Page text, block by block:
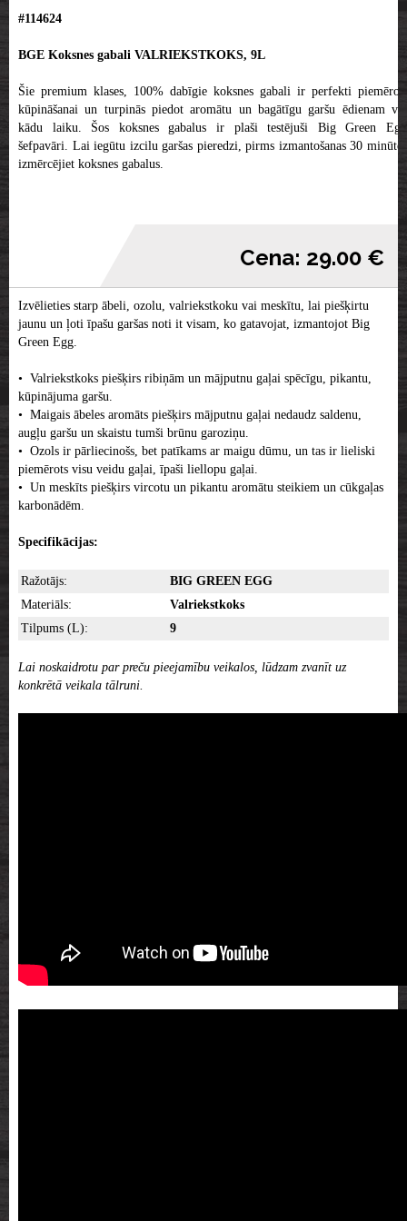
#114624
BGE Koksnes gabali VALRIEKSTKOKS, 9L
Šie premium klases, 100% dabīgie koksnes gabali ir perfekti piemēroti
kūpināšanai un turpinās piedot aromātu un bagātīgu garšu ēdienam vēl
kādu laiku. Šos koksnes gabalus ir plaši testējuši Big Green Egg
šefpavāri. Lai iegūtu izcilu garšas pieredzi, pirms izmantošanas 30 minūtes
izmērcējiet koksnes gabalus.
Cena: 29.00 €
Izvēlieties starp ābeli, ozolu, valriekstkoku vai meskītu, lai piešķirtu
jaunu un ļoti īpašu garšas noti it visam, ko gatavojat, izmantojot Big
Green Egg.
• Valriekstkoks piešķirs ribiņām un mājputnu gaļai spēcīgu, pikantu,
kūpinājuma garšu.
• Maigais ābeles aromāts piešķirs mājputnu gaļai nedaudz saldenu,
augļu garšu un skaistu tumši brūnu garoziņu.
• Ozols ir pārliecinošs, bet patīkams ar maigu dūmu, un tas ir lieliski
piemērots visu veidu gaļai, īpaši liellopu gaļai.
• Un meskīts piešķirs vircotu un pikantu aromātu steikiem un cūkgaļas
karbonādēm.
Specifikācijas:
Ražotājs:
BIG GREEN EGG
Materiāls:
Valriekstkoks
Tilpums (L):
9
Lai noskaidrotu par preču pieejamību veikalos, lūdzam zvanīt uz
konkrētā veikala tālruni.